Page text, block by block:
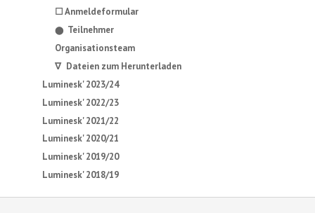
☐ Anmeldeformular
⬤ Teilnehmer
Organisationsteam
∇ Dateien zum Herunterladen
Luminesk' 2023/24
Luminesk' 2022/23
Luminesk' 2021/22
Luminesk' 2020/21
Luminesk' 2019/20
Luminesk' 2018/19